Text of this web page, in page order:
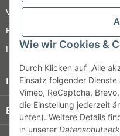
Wie wir Cookies &
Durch Klicken auf „Alle
Einsatz folgender Dienste
Vimeo, ReCaptcha,
die Einstellung jederzeit
unten). Weitere Details
in unserer
Versandinformationen
Retour
Impressum
Informationen
Bezahlung & Versand